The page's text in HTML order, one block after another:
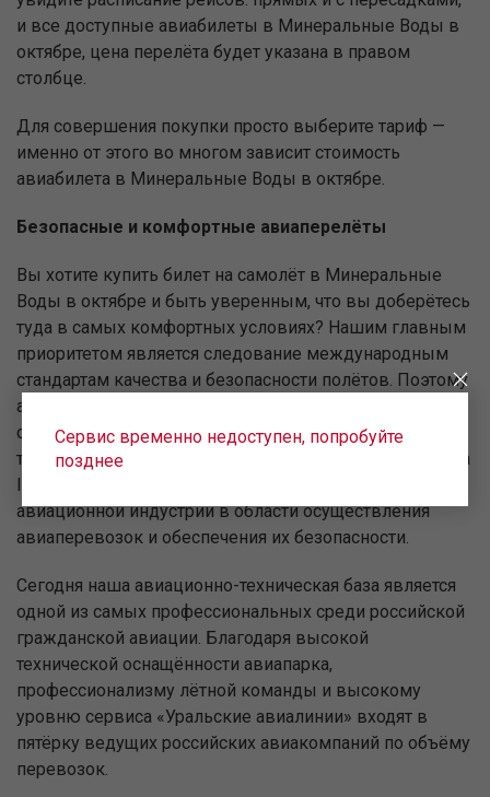
и все доступные авиабилеты в Минеральные Воды в
октябре, цена перелёта будет указана в правом
столбце.
Для совершения покупки просто выберите тариф —
именно от этого во многом зависит стоимость
авиабилета в Минеральные Воды в октябре.
Безопасные и комфортные авиаперелёты
Вы хотите купить билет на самолёт в Минеральные
Воды в октябре и быть уверенным, что вы доберётесь
туда в самых комфортных условиях? Нашим главным
приоритетом является следование международным
стандартам качества и безопасности полётов. Поэтому
авиакомпания «Уральские авиалинии» не только
состоит в международной ассоциации воздушного
транспорта, но и регулярно проходит программу аудита
авиационной индустрии в области осуществления
авиаперевозок и обеспечения их безопасности.
Сегодня наша авиационно-техническая база является
одной из самых профессиональных среди российской
гражданской авиации. Благодаря высокой
технической оснащённости авиапарка,
профессионализму лётной команды и высокому
уровню сервиса «Уральские авиалинии» входят в
пятёрку ведущих российских авиакомпаний по объёму
перевозок.
Сервис временно недоступен, попробуйте
позднее